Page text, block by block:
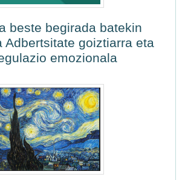
beste begirada batekin
Adbertsitate goiztiarra eta
emozionala